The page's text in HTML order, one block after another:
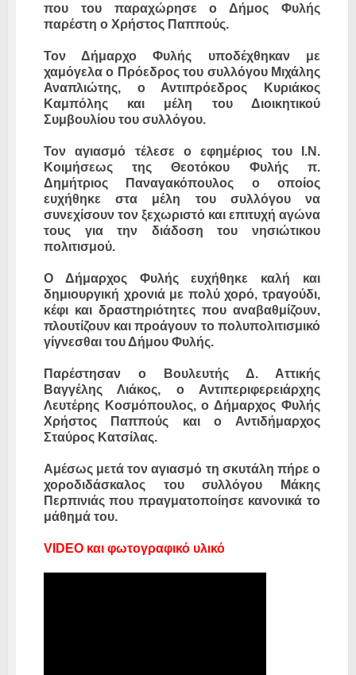
που του παραχώρησε ο Δήμος Φυλής
παρέστη ο Χρήστος Παππούς.
Τον Δήμαρχο Φυλής υποδέχθηκαν με
χαμόγελα ο Πρόεδρος του συλλόγου Μιχάλης
Αναπλιώτης, ο Αντιπρόεδρος Κυριάκος
Καμπόλης και μέλη του Διοικητικού
Συμβουλίου του συλλόγου.
Τον αγιασμό τέλεσε ο εφημέριος του Ι.Ν.
Κοιμήσεως της Θεοτόκου Φυλής π.
Δημήτριος Παναγακόπουλος ο οποίος
ευχήθηκε στα μέλη του συλλόγου να
συνεχίσουν τον ξεχωριστό και επιτυχή αγώνα
τους για την διάδοση του νησιώτικου
πολιτισμού.
Ο Δήμαρχος Φυλής ευχήθηκε καλή και
δημιουργική χρονιά με πολύ χορό, τραγούδι,
κέφι και δραστηριότητες που αναβαθμίζουν,
πλουτίζουν και προάγουν το πολυπολιτισμικό
γίγνεσθαι του Δήμου Φυλής.
Παρέστησαν ο Βουλευτής Δ. Αττικής
Βαγγέλης Λιάκος, ο Αντιπεριφερειάρχης
Λευτέρης Κοσμόπουλος, ο Δήμαρχος Φυλής
Χρήστος Παππούς και ο Αντιδήμαρχος
Σταύρος Κατσίλας.
Αμέσως μετά τον αγιασμό τη σκυτάλη πήρε ο
χοροδιδάσκαλος του συλλόγου Μάκης
Περπινιάς που πραγματοποίησε κανονικά το
μάθημά του.
VIDEO και φωτογραφικό υλικό